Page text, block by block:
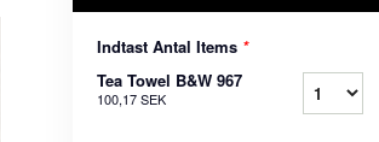
Indtast Antal Items *
Tea Towel B&W 967
100,17 SEK